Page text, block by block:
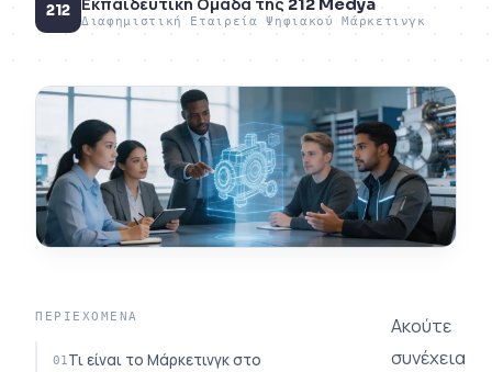
212
Διαφημιστική Εταιρεία Ψηφιακού Μάρκετινγκ
ΠΕΡΙΕΧΌΜΕΝΑ
Τι είναι το Μάρκετινγκ στο
Ακούτε
συνέχεια